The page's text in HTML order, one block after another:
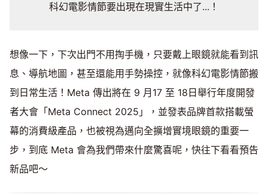
科幻電影情節要出現在現實生活中了...！
想像一下，下次出門不用掏手機，只要戴上眼鏡就能看到訊
息、導航地圖，甚至還能用手勢操控，就像科幻電影情節搬
到日常生活！Meta 傳出將在 9 月17 至 18日舉行年度開發
者大會「Meta Connect 2025」，並發表品牌首款搭載螢
幕的消費級產品，也被視為邁向全擴增實境眼鏡的重要一
步，到底 Meta 會為我們帶來什麼驚喜呢，快往下看看預告
新品吧～